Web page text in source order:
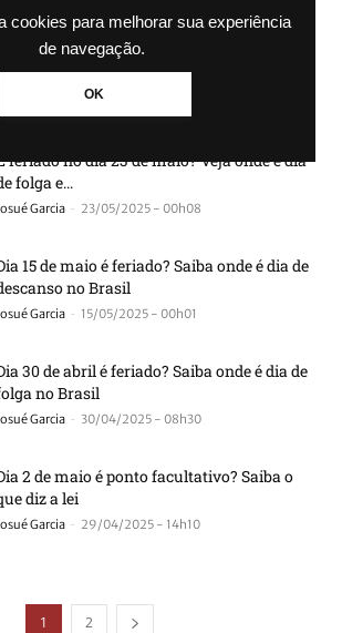
cookies para melhorar sua experiência
de navegação.
OK
Trabalhar no frio? Lei obriga folga
e pouca gente sabe disso
Guilherme Galhardo
feriado no dia 23 de maio? Veja onde é dia
folga e...
Garcia - 23/05/2025 - 00h08
15 de maio é feriado? Saiba onde é dia de
no Brasil
Garcia - 15/05/2025 - 00h01
30 de abril é feriado? Saiba onde é dia de
no Brasil
Garcia - 30/04/2025 - 08h30
2 de maio é ponto facultativo? Saiba o
diz a lei
Garcia - 29/04/2025 - 14h10
1 2